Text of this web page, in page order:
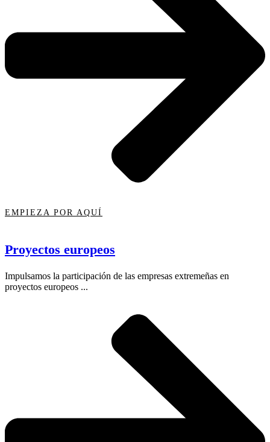
EMPIEZA POR AQUÍ
Proyectos europeos
Impulsamos la participación de las empresas extremeñas en
proyectos europeos ...